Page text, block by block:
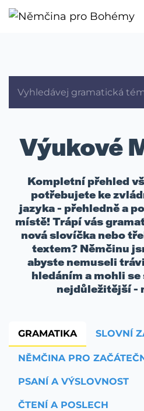
Výukové
Kompletní přehled
potřebujete ke
jazyka - přehledně a
místě! Trápí vás
nová slovíčka nebo
textem? Němčinu
abyste nemuseli
hledáním a mohli
nejdůležitější -
GRAMATIKA SLOVNÍ
NĚMČINA PRO
PSANÍ A VÝSLOVNOST
ČTENÍ A POSLECH